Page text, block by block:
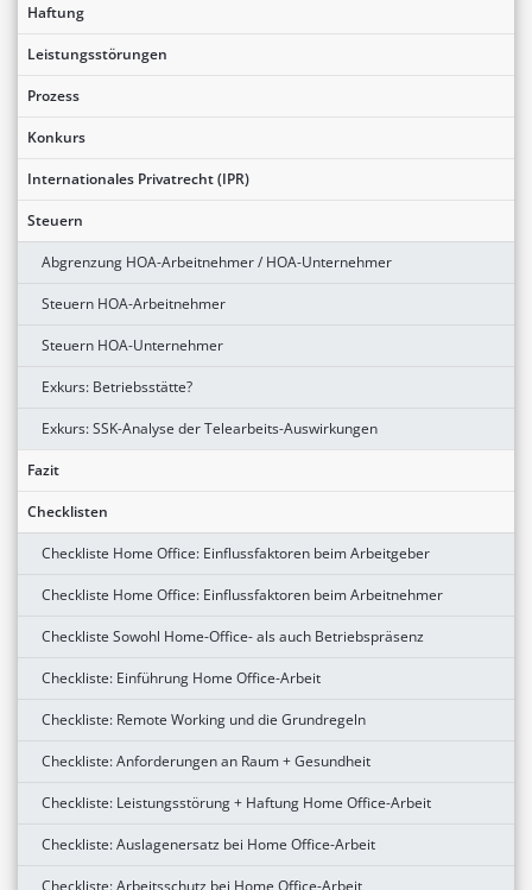
Haftung
Leistungsstörungen
Prozess
Konkurs
Internationales Privatrecht (IPR)
Steuern
Abgrenzung HOA-Arbeitnehmer / HOA-Unternehmer
Steuern HOA-Arbeitnehmer
Steuern HOA-Unternehmer
Exkurs: Betriebsstätte?
Exkurs: SSK-Analyse der Telearbeits-Auswirkungen
Fazit
Checklisten
Checkliste Home Office: Einflussfaktoren beim Arbeitgeber
Checkliste Home Office: Einflussfaktoren beim Arbeitnehmer
Checkliste Sowohl Home-Office- als auch Betriebspräsenz
Checkliste: Einführung Home Office-Arbeit
Checkliste: Remote Working und die Grundregeln
Checkliste: Anforderungen an Raum + Gesundheit
Checkliste: Leistungsstörung + Haftung Home Office-Arbeit
Checkliste: Auslagenersatz bei Home Office-Arbeit
Checkliste: Arbeitsschutz bei Home Office-Arbeit